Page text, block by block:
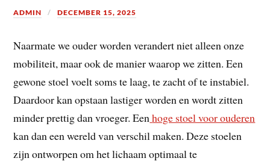
ADMIN DECEMBER 15, 2025
Naarmate we ouder worden verandert niet alleen onze
mobiliteit, maar ook de manier waarop we zitten. Een
gewone stoel voelt soms te laag, te zacht of te instabiel.
Daardoor kan opstaan lastiger worden en wordt zitten
minder prettig dan vroeger. Eenhoge stoel voor ouderen
kan dan een wereld van verschil maken. Deze stoelen
zijn ontworpen om het lichaam optimaal te